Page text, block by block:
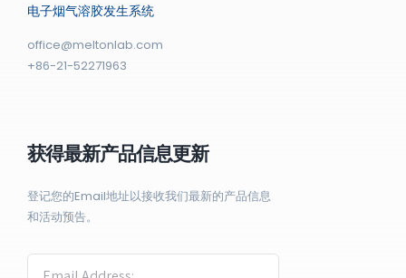
电子烟气溶胶发生系统
office@meltonlab.com
+86-21-52271963
获得最新产品信息更新
登记您的Email地址以接收我们最新的产品信息
和活动预告。